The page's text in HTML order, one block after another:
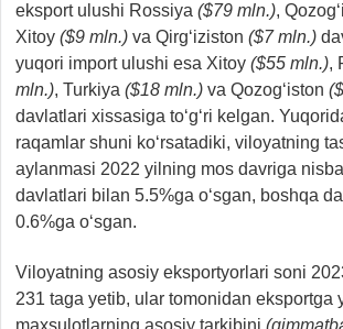
eksport ulushi Rossiya ($79 mln.),
Xitoy ($9 mln.) va Qirg‘iziston ($7 mln.)
yuqori import ulushi esa Xitoy ($55 mln.),
mln.), Turkiya ($18 mln.) va Qozog‘iston
davlatlari xissasiga to‘g‘ri kelgan.
raqamlar shuni ko‘rsatadiki, viloyatning
aylanmasi 2022 yilning mos davriga
davlatlari bilan 5.5%ga o‘sgan, boshqa
0.6%ga o‘sgan.
Viloyatning asosiy eksportyorlari soni
231 taga yetib, ular tomonidan eksportga